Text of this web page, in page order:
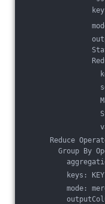
keys:
Statistics: Num
Reduce
key
sort
Map-reduce
Statistics: Num
value
Reduce
Group By
aggregations:
keys:
mode: